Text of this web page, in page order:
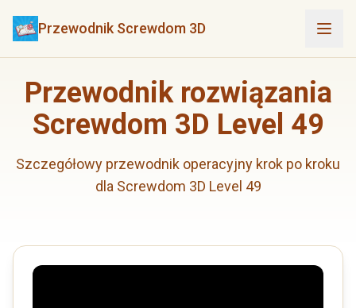
Przewodnik Screwdom 3D
Przewodnik rozwiązania
Screwdom 3D Level 49
Szczegółowy przewodnik operacyjny krok po kroku
dla Screwdom 3D Level 49